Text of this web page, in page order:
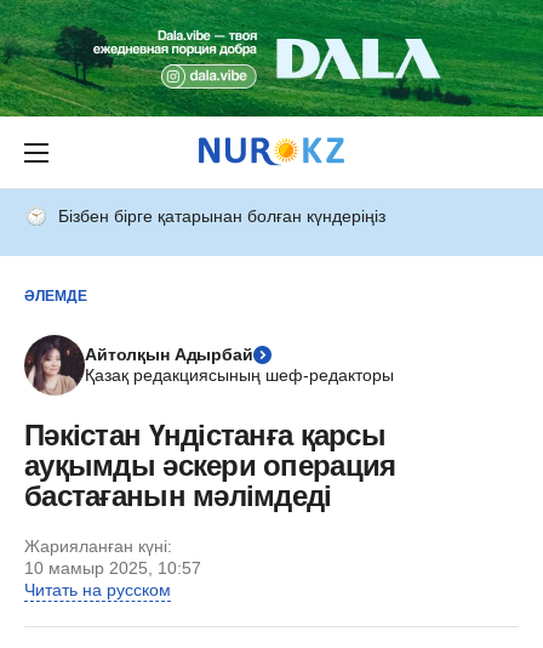
Бізбен бірге қатарынан болған күндеріңіз
ӘЛЕМДЕ
Айтолқын Адырбай
Қазақ редакциясының шеф-редакторы
Пәкістан Үндістанға қарсы
ауқымды әскери операция
бастағанын мәлімдеді
Жарияланған күні:
10 мамыр 2025, 10:57
Читать на русском